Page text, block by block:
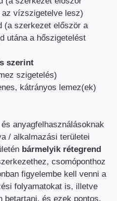
vízszigetelve lesz)
(a szerkezet először a
utána a hőszigetelést
szerint
szigetelés)
kátrányos lemez(ek)
anyagfelhasználásoknak
/ alkalmazási területei
bármelyik rétegrend
csomóponthoz
figyelembe kell venni a
folyamatokat is, illetve
betartani, és ezek pontos,